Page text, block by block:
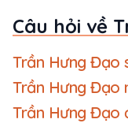
Câu hỏi về
Trần Hưng Đạo
Trần Hưng Đạo
Trần Hưng Đạo